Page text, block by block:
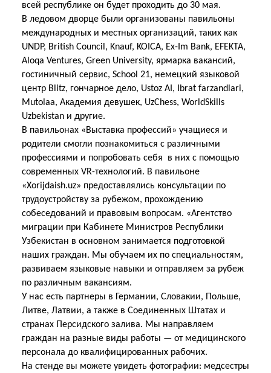
всей республике он будет проходить до 30 мая.
В ледовом дворце были организованы павильоны
международных и местных организаций, таких как
UNDP, British Council, Knauf, KOICA, Ex-Im Bank, EFEKTA,
Aloqa Ventures, Green University, ярмарка вакансий,
гостиничный сервис, School 21, немецкий языковой
центр Blitz, гончарное дело, Ustoz AI, Ibrat farzandlari,
Mutolaa, Академия девушек, UzChess, WorldSkills
Uzbekistan и другие.
В павильонах «Выставка профессий» учащиеся и
родители смогли познакомиться с различными
профессиями и попробовать себя в них с помощью
современных VR-технологий. В павильоне
«Xorijdaish.uz» предоставлялись консультации по
трудоустройству за рубежом, прохождению
собеседований и правовым вопросам. «Агентство
миграции при Кабинете Министров Республики
Узбекистан в основном занимается подготовкой
наших граждан. Мы обучаем их по специальностям,
развиваем языковые навыки и отправляем за рубеж
по различным вакансиям.
У нас есть партнеры в Германии, Словакии, Польше,
Литве, Латвии, а также в Соединенных Штатах и
странах Персидского залива. Мы направляем
граждан на разные виды работы — от медицинского
персонала до квалифицированных рабочих.
На стенде вы можете увидеть фотографии: медсестры